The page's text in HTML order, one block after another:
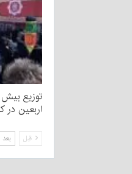
اربعین در
قبل بعد